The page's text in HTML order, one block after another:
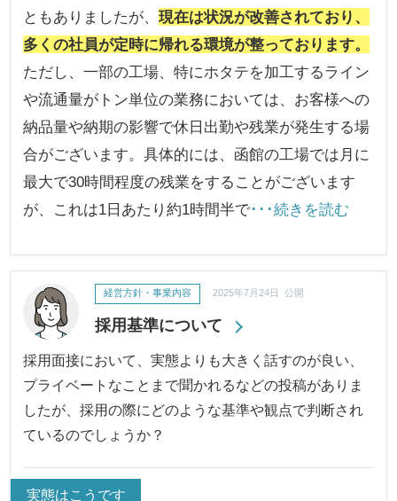
ともありましたが、現在は状況が改善されており、
多くの社員が定時に帰れる環境が整っております。
ただし、一部の工場、特にホタテを加工するライン
や流通量がトン単位の業務においては、お客様への
納品量や納期の影響で休日出勤や残業が発生する場
合がございます。具体的には、函館の工場では月に
最大で30時間程度の残業をすることがございます
が、これは1日あたり約1時間半で･･･続きを読む
採用基準について
経営方針・事業内容 2025年7月24日 公開
採用面接において、実態よりも大きく話すのが良い、
プライベートなことまで聞かれるなどの投稿がありま
したが、採用の際にどのような基準や観点で判断され
ているのでしょうか？
実態はこうです